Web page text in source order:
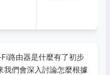
路由器是什麼有了初步
我們會深入討論怎麼根據